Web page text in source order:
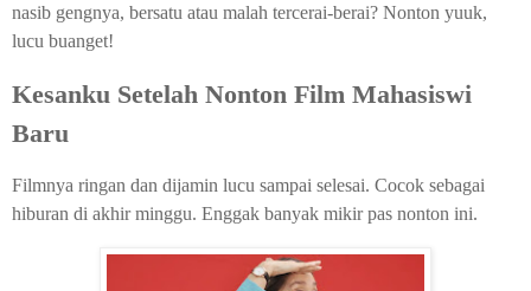
nasib gengnya, bersatu atau malah tercerai-berai? Nonton yuuk,
lucu buanget!
Kesanku Setelah Nonton Film Mahasiswi
Baru
Filmnya ringan dan dijamin lucu sampai selesai. Cocok sebagai
hiburan di akhir minggu. Enggak banyak mikir pas nonton ini.